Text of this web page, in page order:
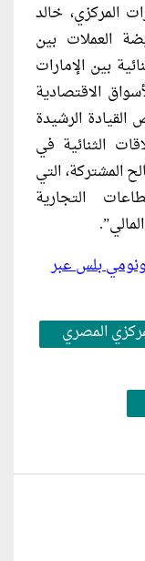
المركزي، خالد
العملات بين
بين الإمارات
الاقتصادية
القيادة الرشيدة
الثنائية في
المشتركة، التي
التجارية
بلس عبر
المصري